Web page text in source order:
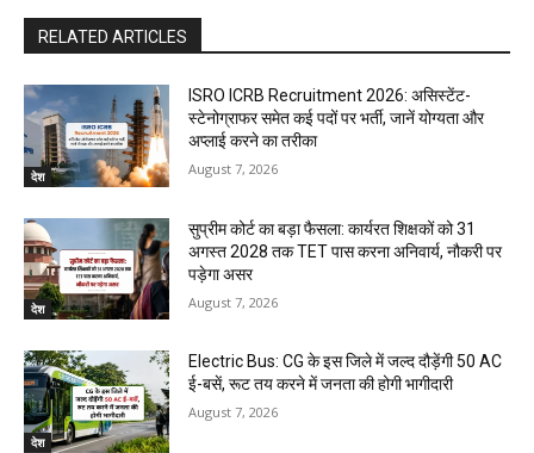
RELATED ARTICLES
देश
ISRO ICRB Recruitment 2026: असिस्टेंट-
स्टेनोग्राफर समेत कई पदों पर भर्ती, जानें योग्यता और
अप्लाई करने का तरीका
August 7, 2026
देश
सुप्रीम कोर्ट का बड़ा फैसला: कार्यरत शिक्षकों को 31
अगस्त 2028 तक TET पास करना अनिवार्य, नौकरी पर
पड़ेगा असर
August 7, 2026
देश
Electric Bus: CG के इस जिले में जल्द दौड़ेंगी 50 AC
ई-बसें, रूट तय करने में जनता की होगी भागीदारी
August 7, 2026